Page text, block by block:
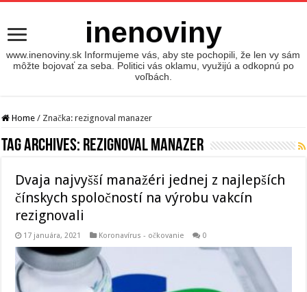
inenoviny
www.inenoviny.sk Informujeme vás, aby ste pochopili, že len vy sám
môžte bojovať za seba. Politici vás oklamu, využijú a odkopnú po
voľbách.
Home / Značka:rezignoval manazer
Tag Archives: rezignoval manazer
Dvaja najvyšší manažéri jednej z najlepších
čínskych spoločností na výrobu vakcín
rezignovali
17 januára, 2021 Koronavírus - očkovanie 0